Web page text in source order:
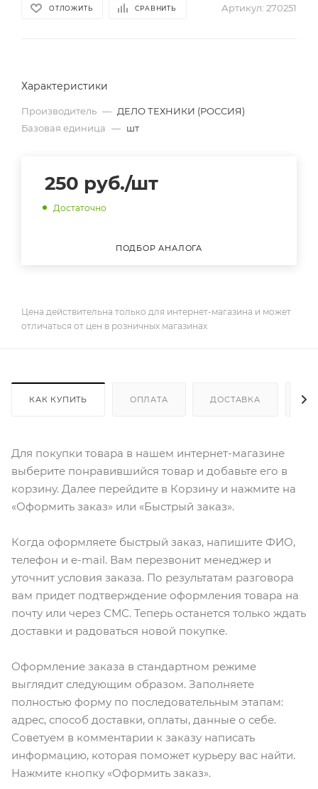
ОТЛОЖИТЬ СРАВНИТЬ Артикул: 270251
Характеристики
Производитель — ДЕЛО ТЕХНИКИ (РОССИЯ)
Базовая единица — шт
250 руб./шт
Достаточно
ПОДБОР АНАЛОГА
Цена действительна только для интернет-магазина и может
отличаться от цен в розничных магазинах
КАК КУПИТЬ ОПЛАТА ДОСТАВКА
Для покупки товара в нашем интернет-магазине
выберите понравившийся товар и добавьте его в
корзину. Далее перейдите в Корзину и нажмите на
«Оформить заказ» или «Быстрый заказ».
Когда оформляете быстрый заказ, напишите ФИО,
телефон и e-mail. Вам перезвонит менеджер и
уточнит условия заказа. По результатам разговора
вам придет подтверждение оформления товара на
почту или через СМС. Теперь останется только ждать
доставки и радоваться новой покупке.
Оформление заказа в стандартном режиме
выглядит следующим образом. Заполняете
полностью форму по последовательным этапам:
адрес, способ доставки, оплаты, данные о себе.
Советуем в комментарии к заказу написать
информацию, которая поможет курьеру вас найти.
Нажмите кнопку «Оформить заказ».